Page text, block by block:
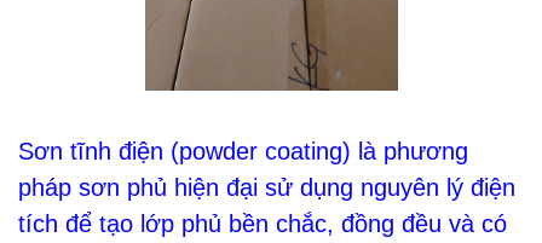
Sơn tĩnh điện (powder coating) là phương
pháp sơn phủ hiện đại sử dụng nguyên lý điện
tích để tạo lớp phủ bền chắc, đồng đều và có